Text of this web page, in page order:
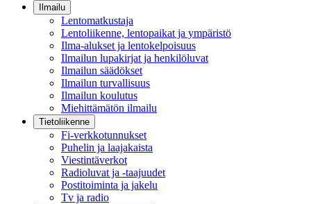
Ilmailu
Lentomatkustaja
Lentoliikenne, lentopaikat ja ympäristö
Ilma-alukset ja lentokelpoisuus
Ilmailun lupakirjat ja henkilöluvat
Ilmailun säädökset
Ilmailun turvallisuus
Ilmailun koulutus
Miehittämätön ilmailu
Tietoliikenne
Fi-verkkotunnukset
Puhelin ja laajakaista
Viestintäverkot
Radioluvat ja -taajuudet
Postitoiminta ja jakelu
Tv ja radio